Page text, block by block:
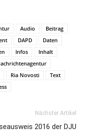
Audio
Beitrag
DAPD
Daten
Infos
Inhalt
Ria Novosti
Text
Nächster Artikel
2016 der DJU